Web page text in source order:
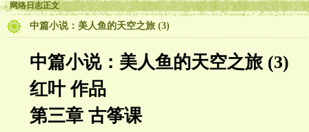
网络日志正文
中篇小说：美人鱼的天空之旅 (3)
中篇小说：美人鱼的天空之旅 (3)
红叶 作品
第三章 古筝课